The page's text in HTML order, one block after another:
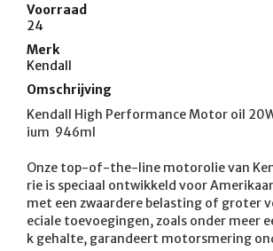
Voorraad
24
Merk
Kendall
Omschrijving
Kendall High Performance Motor oil
ium  946ml
Onze top-of-the-line motorolie van
rie is speciaal ontwikkeld voor
met een zwaardere belasting of groter
eciale toevoegingen, zoals onder meer
k gehalte, garandeert motorsmering